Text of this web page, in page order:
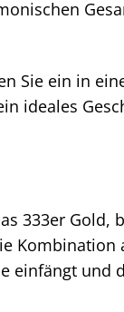
Sie ein in
ideales
333er Gold,
Kombination
einfängt und